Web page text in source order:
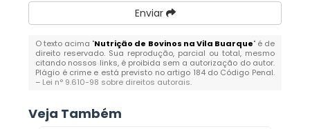
Enviar
O texto acima "Nutrição de Bovinos na Vila Buarque" é de
direito reservado. Sua reprodução, parcial ou total, mesmo
citando nossos links, é proibida sem a autorização do autor.
Plágio é crime e está previsto no artigo 184 do Código Penal.
– Lei n° 9.610-98 sobre direitos autorais.
Veja Também